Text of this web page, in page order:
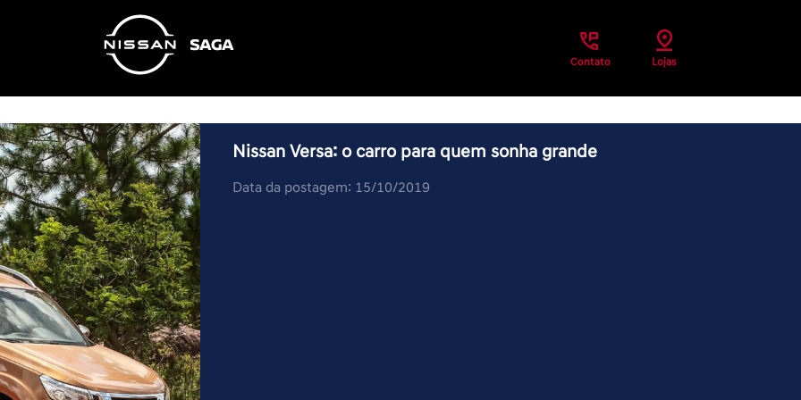
Contato Lojas
Nissan Versa: o carro para quem sonha grande
Data da postagem: 15/10/2019